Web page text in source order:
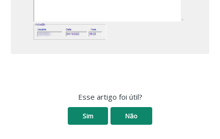
Esse artigo foi útil?
Sim Não